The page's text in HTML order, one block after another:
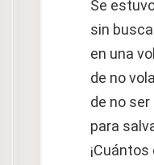
Se
sin
en una
de no
de no ser
para